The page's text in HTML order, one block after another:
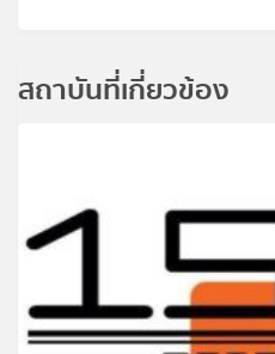
สถาบันที่เกี่ยวข้อง